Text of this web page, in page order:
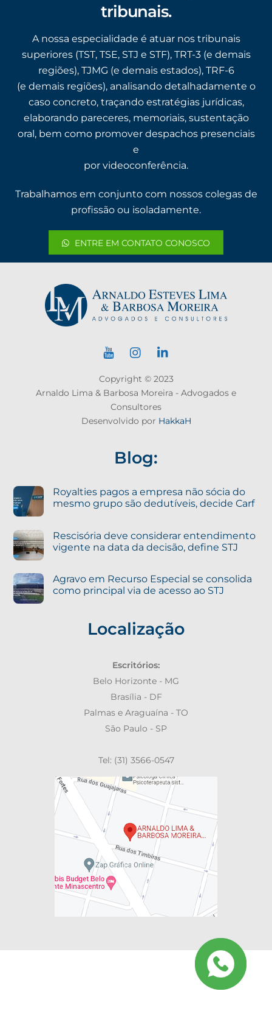
tribunais.
A nossa especialidade é atuar nos tribunais
superiores (TST, TSE, STJ e STF), TRT-3 (e demais
regiões), TJMG (e demais estados), TRF-6
(e demais regiões), analisando detalhadamente o
caso concreto, traçando estratégias jurídicas,
elaborando pareceres, memoriais, sustentação
oral, bem como promover despachos presenciais
e
por videoconferência.
Trabalhamos em conjunto com nossos colegas de
profissão ou isoladamente.
ENTRE EM CONTATO CONOSCO
Copyright © 2023
Arnaldo Lima & Barbosa Moreira - Advogados e
Consultores
Desenvolvido por HakkaH
Blog:
Royalties pagos a empresa não sócia do
mesmo grupo são dedutíveis, decide Carf
Rescisória deve considerar entendimento
vigente na data da decisão, define STJ
Agravo em Recurso Especial se consolida
como principal via de acesso ao STJ
Localização
Escritórios:
Belo Horizonte - MG
Brasília - DF
Palmas e Araguaína - TO
São Paulo - SP
Tel: (31) 3566-0547